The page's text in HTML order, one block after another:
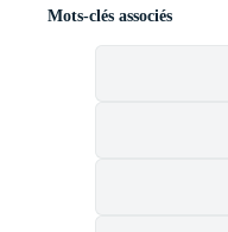
Mots-clés associés